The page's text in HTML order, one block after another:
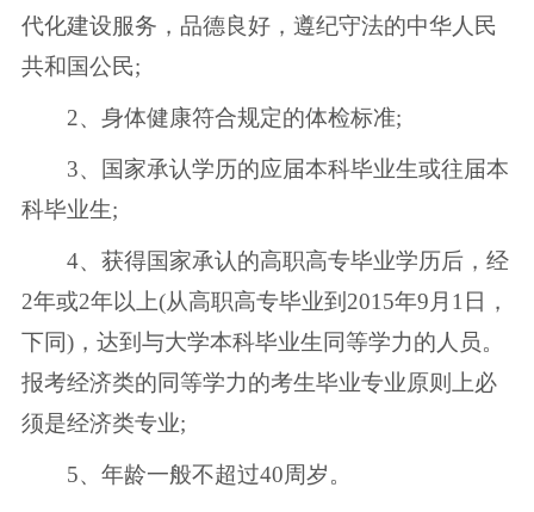
代化建设服务，品德良好，遵纪守法的中华人民
共和国公民;
2、身体健康符合规定的体检标准;
3、国家承认学历的应届本科毕业生或往届本
科毕业生;
4、获得国家承认的高职高专毕业学历后，经
2年或2年以上(从高职高专毕业到2015年9月1日，
下同)，达到与大学本科毕业生同等学力的人员。
报考经济类的同等学力的考生毕业专业原则上必
须是经济类专业;
5、年龄一般不超过40周岁。